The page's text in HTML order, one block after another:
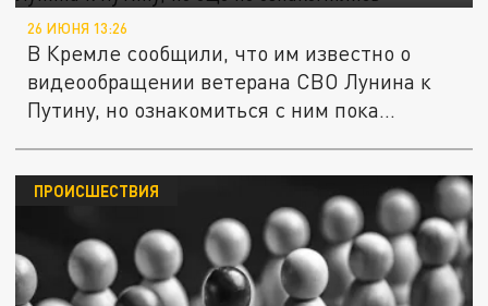
26 ИЮНЯ 13:26
В Кремле сообщили, что им известно о
видеообращении ветерана СВО Лунина к
Путину, но ознакомиться с ним пока...
ПРОИСШЕСТВИЯ